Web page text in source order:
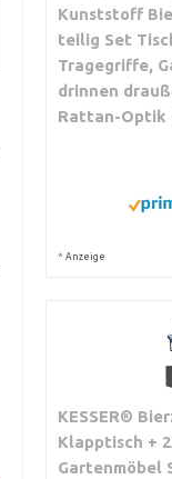
Kunststoff
teilig Set
Tragegriffe,
drinnen
Rattan-Optik
* Anzeige
KESSER®
Klapptisch +
Gartenmöbel